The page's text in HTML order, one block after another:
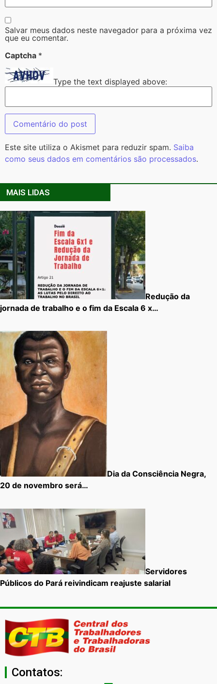
Salvar meus dados neste navegador para a próxima vez
que eu comentar.
Captcha *
Type the text displayed above:
Este site utiliza o Akismet para reduzir spam. Saiba
como seus dados em comentários são processados.
MAIS LIDAS
Redução da
jornada de trabalho e o fim da Escala 6 x…
Dia da Consciência Negra,
20 de novembro será…
Servidores
Públicos do Pará reivindicam reajuste salarial
Contatos: